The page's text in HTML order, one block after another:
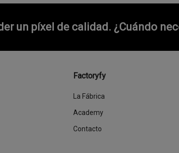
un píxel de calidad. ¿Cuándo
Factoryfy
La Fábrica
Academy
Contacto